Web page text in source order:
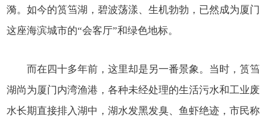
漪。如今的筼筜湖，碧波荡漾、生机勃勃，已然成为厦门
这座海滨城市的“会客厅”和绿色地标。
而在四十多年前，这里却是另一番景象。当时，筼筜
湖尚为厦门内湾渔港，各种未经处理的生活污水和工业废
水长期直接排入湖中，湖水发黑发臭、鱼虾绝迹，市民称